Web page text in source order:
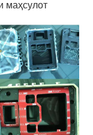
маҳсулот